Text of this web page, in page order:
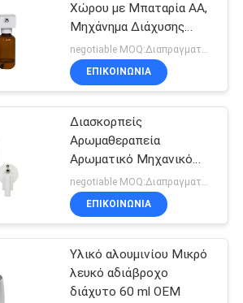
Χώρου με Μπαταρία AA,
Μηχάνημα Διάχυσης
Αρώματος για Τουαλέτα
ΕΠΙΚΟΙΝΩΝΊΑ
Διασκορπείς
Αρωμαθεραπεία
Αρωματικό Μηχανικό
Αέρα 500 ml Λευκό 800-
1200m3 Καλύπτωση
μυρωδιών
ΕΠΙΚΟΙΝΩΝΊΑ
Υλικό αλουμινίου Μικρό
λευκό αδιάβροχο
διάχυτο 60 ml OEM